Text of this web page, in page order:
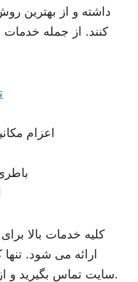
داشته و از بهترین
کنند. از جمله
اعزام
کلیه خدمات بالا
ارائه می شود.
سایت تماس بگیرید و از خدمات باکیفیت ما بهره مند شوید.